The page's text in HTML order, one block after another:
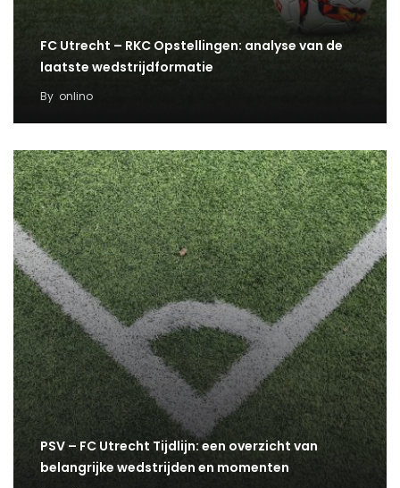
FC Utrecht – RKC Opstellingen: analyse van de
laatste wedstrijdformatie
By onlino
PSV – FC Utrecht Tijdlijn: een overzicht van
belangrijke wedstrijden en momenten